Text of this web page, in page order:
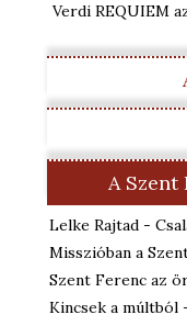
Verdi REQUIEM
A
Lelke Rajtad -
Misszióban a
Szent Ferenc az
Kincsek a múltból